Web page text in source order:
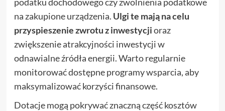
na zakupione urządzenia. Ulgi te mają na celu
przyspieszenie zwrotu z inwestycjioraz
zwiększenie atrakcyjności inwestycji w
odnawialne źródła energii. Warto regularnie
monitorować dostępne programy wsparcia, aby
maksymalizować korzyści finansowe.
Dotacje mogą pokrywać znaczną część kosztów